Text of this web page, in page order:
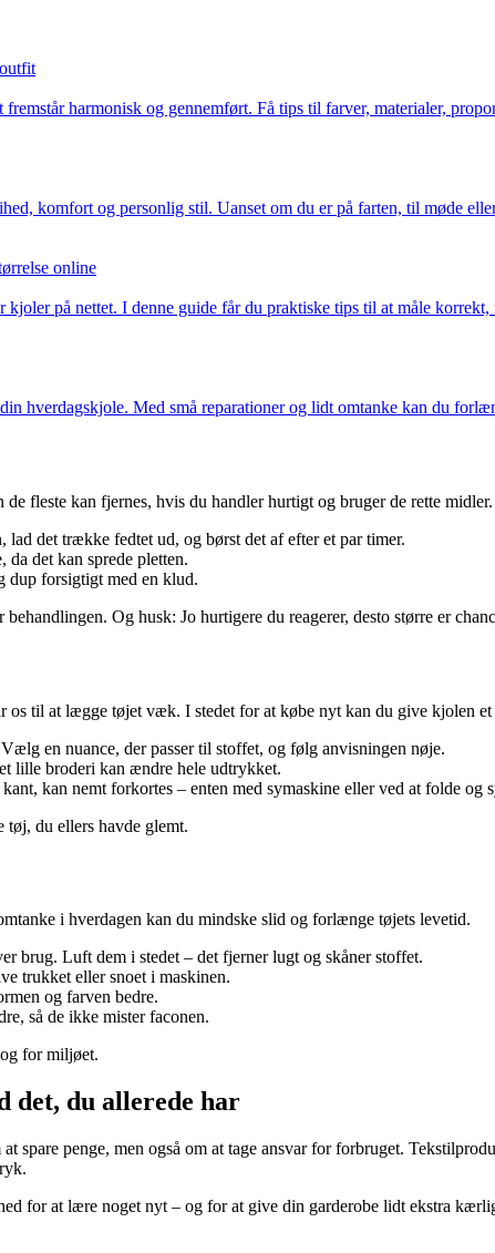
harmonisk og gennemført. Få tips til farver, materialer,
komfort og personlig stil. Uanset om du er på farten, til møde
online
på nettet. I denne guide får du praktiske tips til at måle
hverdagskjole. Med små reparationer og lidt omtanke kan du
fleste kan fjernes, hvis du handler hurtigt og bruger de rette midler.
det trække fedtet ud, og børst det af efter et par timer.
det kan sprede pletten.
dup forsigtigt med en klud.
Og husk: Jo hurtigere du reagerer, desto større er
os til at lægge tøjet væk. I stedet for at købe nyt kan du give kjolen
en nuance, der passer til stoffet, og følg anvisningen nøje.
lille broderi kan ændre hele udtrykket.
kan nemt forkortes – enten med symaskine eller ved at folde og
tøj, du ellers havde glemt.
i hverdagen kan du mindske slid og forlænge tøjets levetid.
brug. Luft dem i stedet – det fjerner lugt og skåner stoffet.
trukket eller snoet i maskinen.
og farven bedre.
så de ikke mister faconen.
for miljøet.
det, du allerede har
penge, men også om at tage ansvar for forbruget.
for at lære noget nyt – og for at give din garderobe lidt ekstra